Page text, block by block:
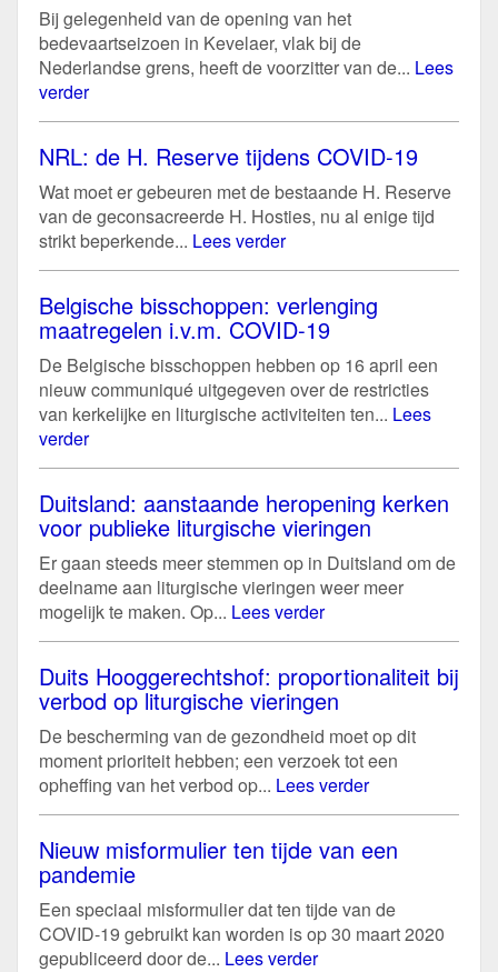
Bij gelegenheid van de opening van het
bedevaartseizoen in Kevelaer, vlak bij de
Nederlandse grens, heeft de voorzitter van de... Lees
verder
NRL: de H. Reserve tijdens COVID-19
Wat moet er gebeuren met de bestaande H. Reserve
van de geconsacreerde H. Hosties, nu al enige tijd
strikt beperkende... Lees verder
Belgische bisschoppen: verlenging
maatregelen i.v.m. COVID-19
De Belgische bisschoppen hebben op 16 april een
nieuw communiqué uitgegeven over de restricties
van kerkelijke en liturgische activiteiten ten... Lees
verder
Duitsland: aanstaande heropening kerken
voor publieke liturgische vieringen
Er gaan steeds meer stemmen op in Duitsland om de
deelname aan liturgische vieringen weer meer
mogelijk te maken. Op... Lees verder
Duits Hooggerechtshof: proportionaliteit bij
verbod op liturgische vieringen
De bescherming van de gezondheid moet op dit
moment prioriteit hebben; een verzoek tot een
opheffing van het verbod op... Lees verder
Nieuw misformulier ten tijde van een
pandemie
Een speciaal misformulier dat ten tijde van de
COVID-19 gebruikt kan worden is op 30 maart 2020
gepubliceerd door de... Lees verder